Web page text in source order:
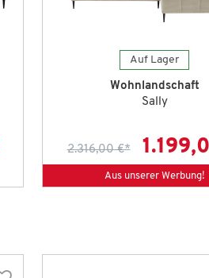
Auf Lager
Wohnlandschaft
Sally
2.316,00 €*
Aus unserer Werbung!